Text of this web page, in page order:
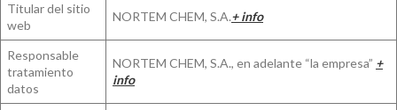
Titular del sitio
web
NORTEM CHEM, S.A.+ info
Responsable
tratamiento
datos
NORTEM CHEM, S.A., en adelante “la empresa” +
info